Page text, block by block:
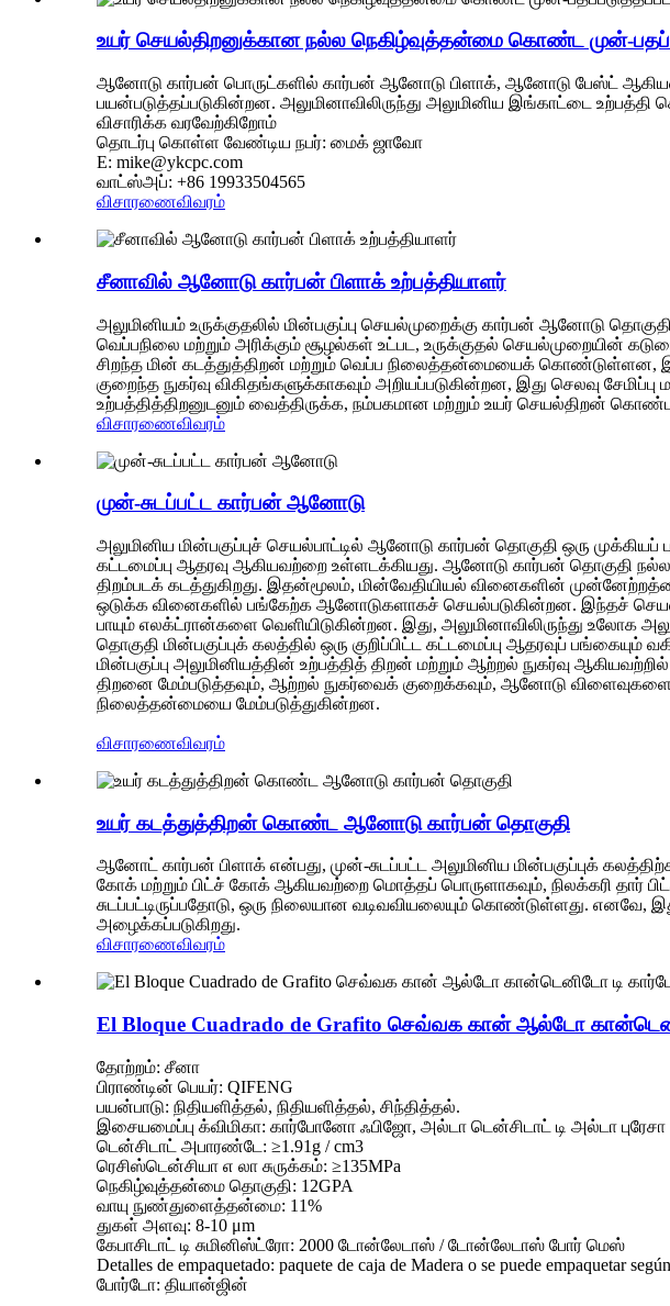
உயர் செயல்திறனுக்கான நல்ல நெகிழ்வுத்தன்மை கொண்ட முன்-
ஆனோடு கார்பன் பொருட்களில் கார்பன் ஆனோடு பிளாக், ஆனோடு பேஸ்ட்
பயன்படுத்தப்படுகின்றன. அலுமினாவிலிருந்து அலுமினிய இங்காட்டை
விசாரிக்க வரவேற்கிறோம்
தொடர்பு கொள்ள வேண்டிய நபர்: மைக் ஜாவோ
E: mike@ykcpc.com
வாட்ஸ்அப்: +86 19933504565
விசாரணைவிவரம்
சீனாவில் ஆனோடு கார்பன் பிளாக் உற்பத்தியாளர்
அலுமினியம் உருக்குதலில் மின்பகுப்பு செயல்முறைக்கு கார்பன் ஆனோடு
வெப்பநிலை மற்றும் அரிக்கும் சூழல்கள் உட்பட, உருக்குதல் செயல்முறையின்
சிறந்த மின் கடத்துத்திறன் மற்றும் வெப்ப நிலைத்தன்மையைக் கொண்டுள்ளன,
குறைந்த நுகர்வு விகிதங்களுக்காகவும் அறியப்படுகின்றன, இது செலவு
உற்பத்தித்திறனுடனும் வைத்திருக்க, நம்பகமான மற்றும் உயர் செயல்திறன்
விசாரணைவிவரம்
முன்-சுடப்பட்ட கார்பன் ஆனோடு
அலுமினிய மின்பகுப்புச் செயல்பாட்டில் ஆனோடு கார்பன் தொகுதி ஒரு
கட்டமைப்பு ஆதரவு ஆகியவற்றை உள்ளடக்கியது. ஆனோடு கார்பன் தொகுதி
திறம்படக் கடத்துகிறது. இதன்மூலம், மின்வேதியியல் வினைகளின்
ஒடுக்க வினைகளில் பங்கேற்க ஆனோடுகளாகச் செயல்படுகின்றன. இந்தச்
பாயும் எலக்ட்ரான்களை வெளியிடுகின்றன. இது, அலுமினாவிலிருந்து உலோக
தொகுதி மின்பகுப்புக் கலத்தில் ஒரு குறிப்பிட்ட கட்டமைப்பு ஆதரவுப்
மின்பகுப்பு அலுமினியத்தின் உற்பத்தித் திறன் மற்றும் ஆற்றல் நுகர்வு
திறனை மேம்படுத்தவும், ஆற்றல் நுகர்வைக் குறைக்கவும், ஆனோடு விளைவுகளைக்
நிலைத்தன்மையை மேம்படுத்துகின்றன.
விசாரணைவிவரம்
உயர் கடத்துத்திறன் கொண்ட ஆனோடு கார்பன் தொகுதி
ஆனோட் கார்பன் பிளாக் என்பது, முன்-சுடப்பட்ட அலுமினிய மின்பகுப்புக்
கோக் மற்றும் பிட்ச் கோக் ஆகியவற்றை மொத்தப் பொருளாகவும், நிலக்கரி தார்
சுடப்பட்டிருப்பதோடு, ஒரு நிலையான வடிவவியலையும் கொண்டுள்ளது.
அழைக்கப்படுகிறது.
விசாரணைவிவரம்
El Bloque Cuadrado de Grafito செவ்வக கான் ஆல்டோ
தோற்றம்: சீனா
பிராண்டின் பெயர்: QIFENG
பயன்பாடு: நிதியளித்தல், நிதியளித்தல், சிந்தித்தல்.
இசையமைப்பு க்விமிகா: கார்போனோ ஃபிஜோ, அல்டா டென்சிடாட் டி அல்டா புரேசா
டென்சிடாட் அபாரண்டே: ≥1.91g / cm3
ரெசிஸ்டென்சியா எ லா சுருக்கம்: ≥135MPa
நெகிழ்வுத்தன்மை தொகுதி: 12GPA
வாயு நுண்துளைத்தன்மை: 11%
துகள் அளவு: 8-10 μm
கேபாசிடாட் டி சுமினிஸ்ட்ரோ: 2000 டோன்லேடாஸ் / டோன்லேடாஸ் போர் மெஸ்
Detalles de empaquetado: paquete de caja de Madera o se puede empaquetar
போர்டோ: தியான்ஜின்